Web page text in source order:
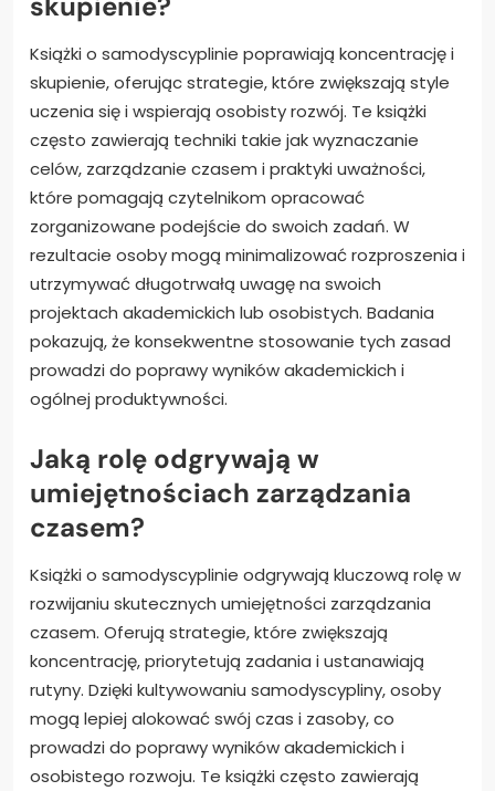
Książki o samodyscyplinie poprawiają koncentrację i
skupienie, oferując strategie, które zwiększają style
uczenia się i wspierają osobisty rozwój. Te książki
często zawierają techniki takie jak wyznaczanie
celów, zarządzanie czasem i praktyki uważności,
które pomagają czytelnikom opracować
zorganizowane podejście do swoich zadań. W
rezultacie osoby mogą minimalizować rozproszenia i
utrzymywać długotrwałą uwagę na swoich
projektach akademickich lub osobistych. Badania
pokazują, że konsekwentne stosowanie tych zasad
prowadzi do poprawy wyników akademickich i
ogólnej produktywności.
Jaką rolę odgrywają w
umiejętnościach zarządzania
czasem?
Książki o samodyscyplinie odgrywają kluczową rolę w
rozwijaniu skutecznych umiejętności zarządzania
czasem. Oferują strategie, które zwiększają
koncentrację, priorytetują zadania i ustanawiają
rutyny. Dzięki kultywowaniu samodyscypliny, osoby
mogą lepiej alokować swój czas i zasoby, co
prowadzi do poprawy wyników akademickich i
osobistego rozwoju. Te książki często zawierają